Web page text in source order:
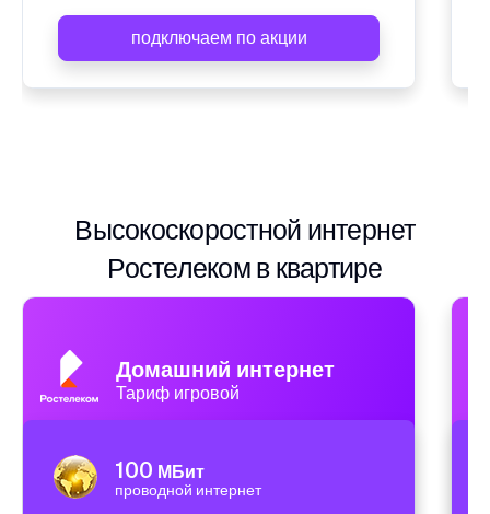
подключаем по акции
Высокоскоростной интернет
Ростелеком в квартире
Домашний интернет
Тариф игровой
100 МБит
проводной интернет